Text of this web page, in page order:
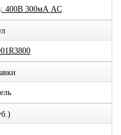
400В 300мА AC